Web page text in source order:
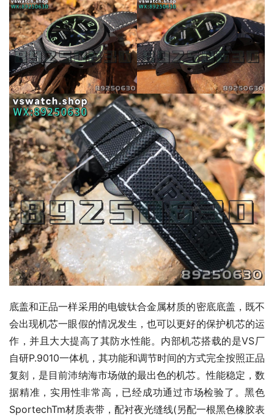
底盖和正品一样采用的电镀钛合金属材质的密底底盖，既不
会出现机芯一眼假的情况发生，也可以更好的保护机芯的运
作，并且大大提高了其防水性能。内部机芯搭载的是VS厂
自研P.9010一体机，其功能和调节时间的方式完全按照正品
复刻，是目前沛纳海市场做的最出色的机芯。性能稳定，数
据精准，实用性非常高，已经成功通过市场检验了。黑色
SportechTm材质表带，配衬夜光缝线(另配一根黑色橡胶表